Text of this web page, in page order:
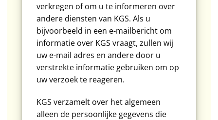
verkregen of om u te informeren over
andere diensten van KGS. Als u
bijvoorbeeld in een e-mailbericht om
informatie over KGS vraagt, zullen wij
uw e-mail adres en andere door u
verstrekte informatie gebruiken om op
uw verzoek te reageren.
KGS verzamelt over het algemeen
alleen de persoonlijke gegevens die